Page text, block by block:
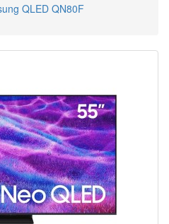
QLED QN80F